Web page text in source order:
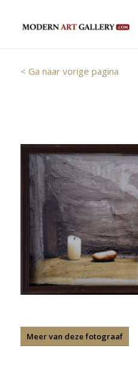
< Ga naar vorige pagina
Meer van deze fotograaf